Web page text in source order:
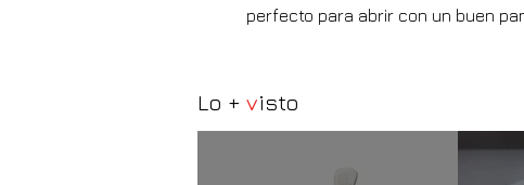
perfecto para abrir con un buen
Lo + visto